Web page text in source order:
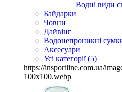
Водні види
Байдарки
Човни
Дайвінг
Водонепроникні
Аксесуари
Усі категорії (5)
https://insportline.com.ua/
100x100.webp